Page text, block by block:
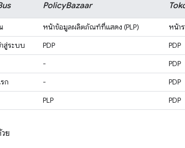
PolicyBazaar
หน้าข้อมูลผลิตภัณฑ์ที่แสดง (PLP)
หน้า
าสู่ระบบ PDP
PDP
-
PDP
ก -
PDP
PLP PDP
ย